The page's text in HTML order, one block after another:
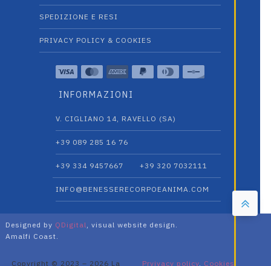
SPEDIZIONE E RESI
PRIVACY POLICY & COOKIES
INFORMAZIONI
V. CIGLIANO 14, RAVELLO (SA)
+39 089 285 16 76
+39 334 9457667‬ +39 320 7032111
INFO@BENESSERECORPOEANIMA.COM
Designed by QDigital, visual website design.
Amalfi Coast.
Copyright © 2023 – 2026 La Prvivacy policy, Cookies